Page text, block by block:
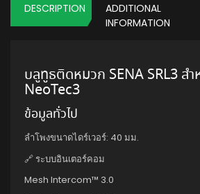
DESCRIPTION
ADDITIONAL
INFORMATION
บลูทูธติดหมวก SENA SRL3 สำ
NeoTec3
ข้อมูลทั่วไป
ลำโพงขนาดไดร์เวอร์: 40 มม.
🔗 ระบบอินเตอร์คอม
Mesh Intercom™ 3.0